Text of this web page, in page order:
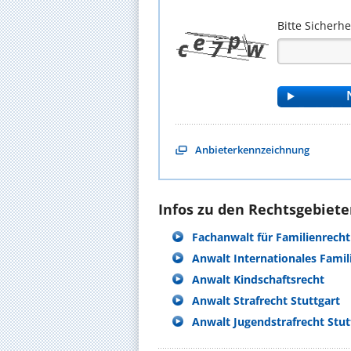
Bitte
Anbieterkennzeichnung
Infos zu den
Fachanwalt für Familienrecht
Anwalt Internationales
Anwalt Kindschaftsrecht
Anwalt Strafrecht Stuttgart
Anwalt Jugendstrafrecht